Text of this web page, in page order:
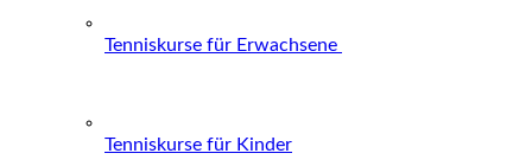
Tenniskurse für Erwachsene
Tenniskurse für Kinder